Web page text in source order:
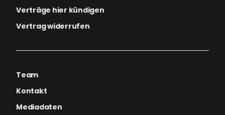
Verträge hier kündigen
Vertrag widerrufen
Team
Kontakt
Mediadaten